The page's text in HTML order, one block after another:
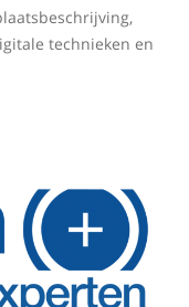
technieken en